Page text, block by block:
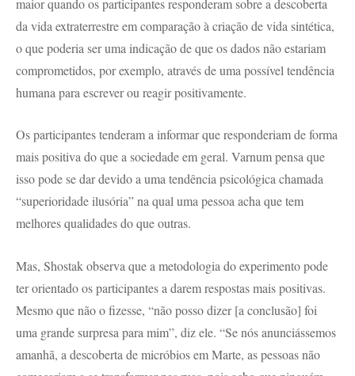
da vida extraterrestre em comparação à criação de vida sintética,
o que poderia ser uma indicação de que os dados não estariam
comprometidos, por exemplo, através de uma possível tendência
humana para escrever ou reagir positivamente.
Os participantes tenderam a informar que responderiam de forma
mais positiva do que a sociedade em geral. Varnum pensa que
isso pode se dar devido a uma tendência psicológica chamada
“superioridade ilusória” na qual uma pessoa acha que tem
melhores qualidades do que outras.
Mas, Shostak observa que a metodologia do experimento pode
ter orientado os participantes a darem respostas mais positivas.
Mesmo que não o fizesse, “não posso dizer [a conclusão] foi
uma grande surpresa para mim”, diz ele. “Se nós anunciássemos
amanhã, a descoberta de micróbios em Marte, as pessoas não